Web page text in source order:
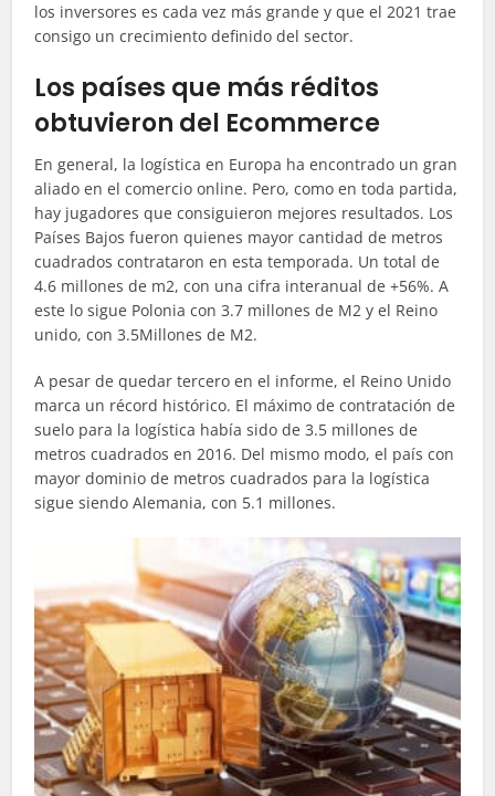
los inversores es cada vez más grande y que el 2021 trae
consigo un crecimiento definido del sector.
Los países que más réditos
obtuvieron del Ecommerce
En general, la logística en Europa ha encontrado un gran
aliado en el comercio online. Pero, como en toda partida,
hay jugadores que consiguieron mejores resultados. Los
Países Bajos fueron quienes mayor cantidad de metros
cuadrados contrataron en esta temporada. Un total de
4.6 millones de m2, con una cifra interanual de +56%. A
este lo sigue Polonia con 3.7 millones de M2 y el Reino
unido, con 3.5Millones de M2.
A pesar de quedar tercero en el informe, el Reino Unido
marca un récord histórico. El máximo de contratación de
suelo para la logística había sido de 3.5 millones de
metros cuadrados en 2016. Del mismo modo, el país con
mayor dominio de metros cuadrados para la logística
sigue siendo Alemania, con 5.1 millones.